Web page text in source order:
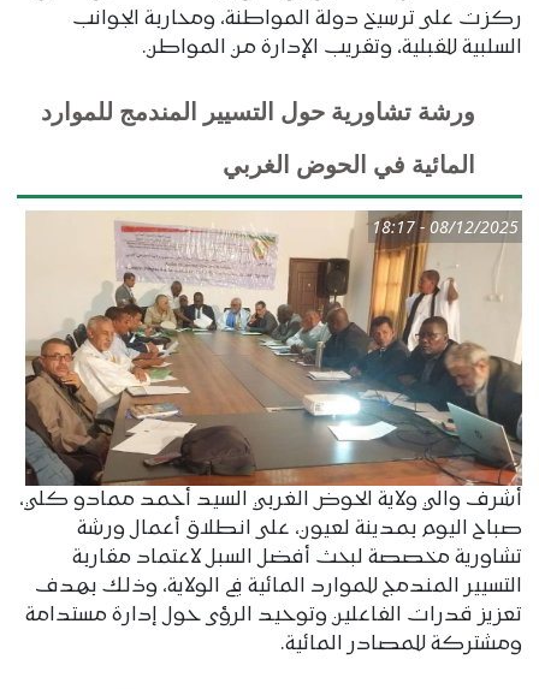
ركزت على ترسيخ دولة المواطنة، ومحاربة الجوانب
السلبية للقبلية، وتقريب الإدارة من المواطن.
ورشة تشاورية حول التسيير المندمج للموارد
المائية في الحوض الغربي
08/12/2025 - 18:17
أشرف والي ولاية الحوض الغربي السيد أحمد ممادو كلي،
صباح اليوم بمدينة لعيون، على انطلاق أعمال ورشة
تشاورية مخصصة لبحث أفضل السبل لاعتماد مقاربة
التسيير المندمج للموارد المائية في الولاية، وذلك بهدف
تعزيز قدرات الفاعلين وتوحيد الرؤى حول إدارة مستدامة
ومشتركة للمصادر المائية.